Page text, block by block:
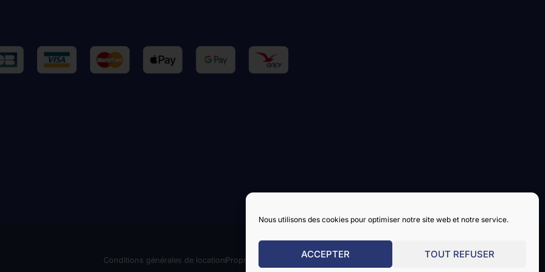
Nous utilisons des cookies pour optimiser notre site web et notre service.
ACCEPTER TOUT REFUSER
Conditions générales de location Propriétaires de bateauxMentions légales Politique de cookies Contact